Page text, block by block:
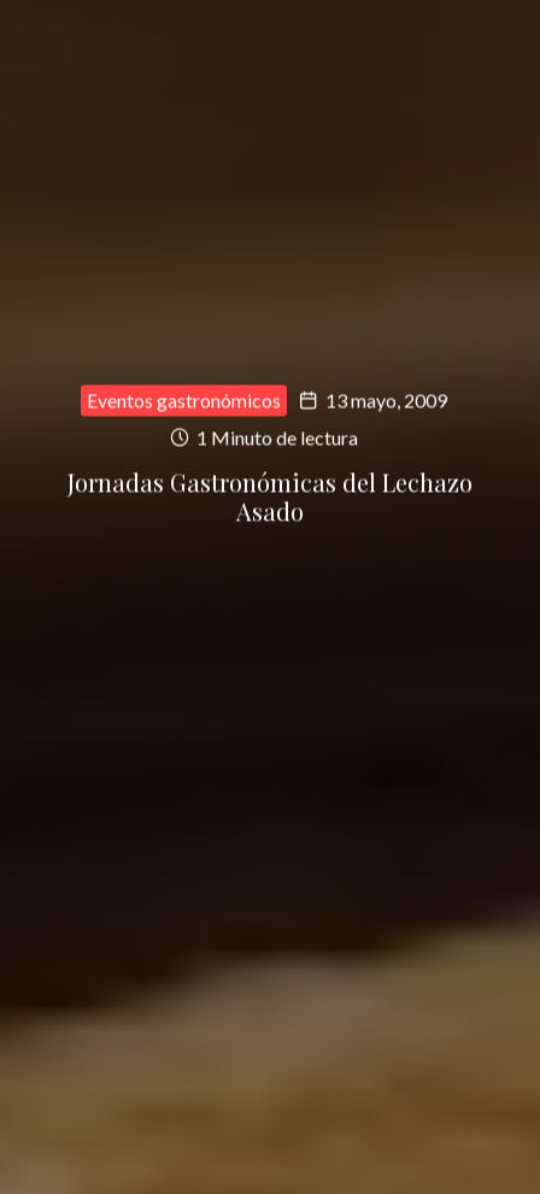
Eventos gastronómicos
13 mayo, 2009
1 Minuto de lectura
Jornadas Gastronómicas del Lechazo
Asado